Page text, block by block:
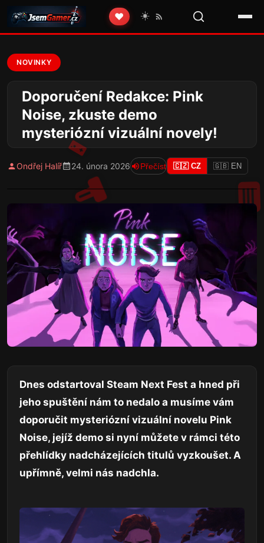
❤️ ☀️
NOVINKY
Doporučení Redakce: Pink
Noise, zkuste demo
mysteriózní vizuální novely!
Ondřej Halíř 24. února 2026 Přečíst 🇨🇿 CZ 🇬🇧 EN
Dnes odstartoval Steam Next Fest a hned při
jeho spuštění nám to nedalo a musíme vám
doporučit mysteriózní vizuální novelu Pink
Noise, jejíž demo si nyní můžete v rámci této
přehlídky nadcházejících titulů vyzkoušet. A
upřímně, velmi nás nadchla.